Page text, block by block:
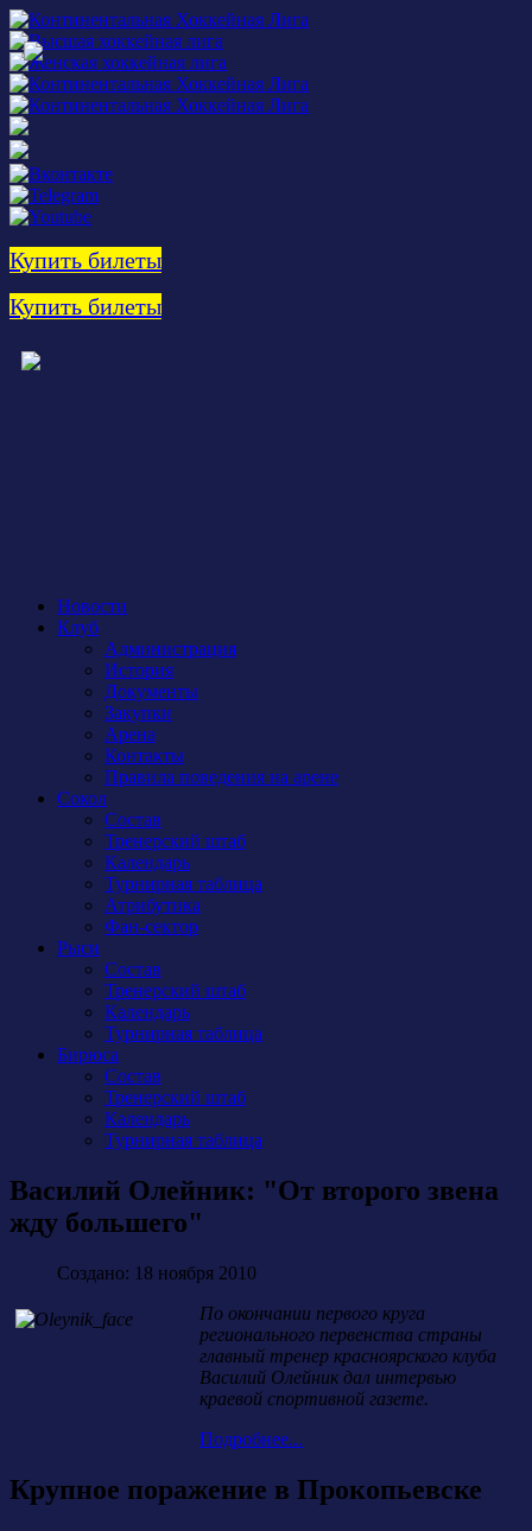
Купить билеты
Купить билеты
Новости
Клуб
Администрация
История
Документы
Закупки
Арена
Контакты
Правила поведения на арене
Сокол
Состав
Тренерский штаб
Календарь
Турнирная таблица
Атрибутика
Фан-сектор
Рыси
Состав
Тренерский штаб
Календарь
Турнирная таблица
Бирюса
Состав
Тренерский штаб
Календарь
Турнирная таблица
Василий Олейник: "От второго звена
жду большего"
Создано: 18 ноября 2010
По окончании первого круга
регионального первенства страны
главный тренер красноярского клуба
Василий Олейник дал интервью
краевой спортивной газете.
Подробнее...
Крупное поражение в Прокопьевске